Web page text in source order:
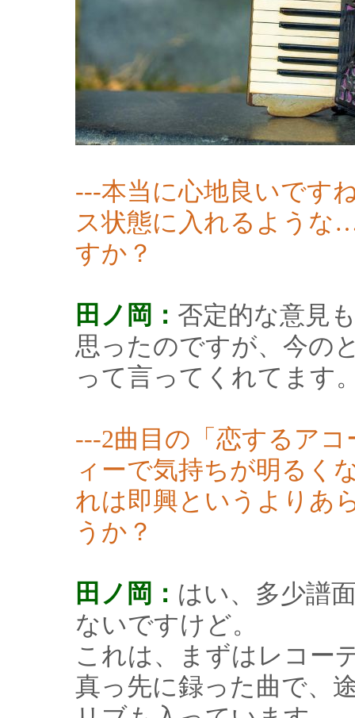
---本当に心地良いです
ス状態に入れるような
すか？
田ノ岡： 否定的な意見
思ったのですが、今の
って言ってくれてます
---2曲目の「恋するア
ィーで気持ちが明るく
れは即興というよりあ
うか？
田ノ岡： はい、多少譜
ないですけど。
これは、まずはレコー
真っ先に録った曲で、